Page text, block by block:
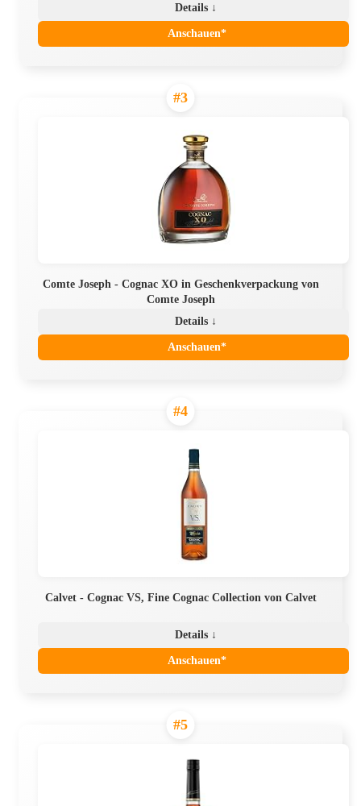
Details ↓
Anschauen*
#3
Comte Joseph - Cognac XO in Geschenkverpackung von
Comte Joseph
Details ↓
Anschauen*
#4
Calvet - Cognac VS, Fine Cognac Collection von Calvet
Details ↓
Anschauen*
#5